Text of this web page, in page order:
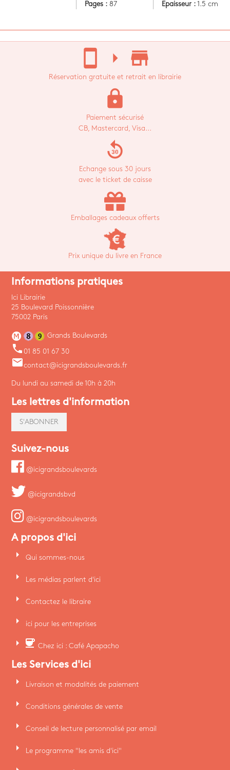
Pages : 87
Epaisseur :1.5 cm
stay_current_portrait arrow_right store_mall_directory
Réservation gratuite et retrait en librairie
lock
Paiement sécurisé
CB, Mastercard, Visa...
replay_30
Echange sous 30 jours
avec le ticket de caisse
Emballages cadeaux offerts
Prix unique du livre en France
Informations pratiques
Ici Librairie
25 Boulevard Poissonnière
75002 Paris
Grands Boulevards
phone 01 85 01 67 30
emailcontact@icigrandsboulevards.fr
Du lundi au samedi de 10h à 20h
Les lettres d'information
S'ABONNER
Suivez-nous
@icigrandsboulevards
@icigrandsbvd
@icigrandsboulevards
A propos d'ici
arrow_right Qui sommes-nous
arrow_right Les médias parlent d'ici
arrow_right Contactez le libraire
arrow_right ici pour les entreprises
arrow_right coffee Chez ici : Café Apapacho
Les Services d'ici
arrow_right Livraison et modalités de paiement
arrow_right Conditions générales de vente
arrow_right Conseil de lecture personnalisé par email
arrow_right Le programme "les amis d'ici"